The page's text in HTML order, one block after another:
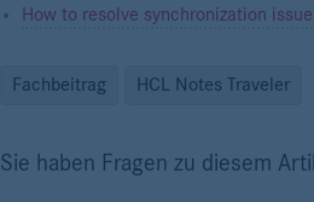
How to resolve synchronization
Fachbeitrag HCL Notes Traveler
Sie haben Fragen zu diesem